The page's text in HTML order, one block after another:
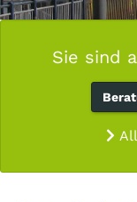
Sie sind